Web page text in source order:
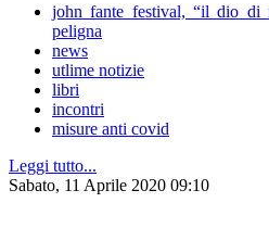
john fante festival, “il dio di
peligna
news
utlime notizie
libri
incontri
misure anti covid
Leggi tutto...
Sabato, 11 Aprile 2020 09:10